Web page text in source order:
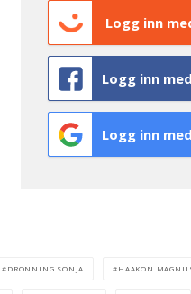
Logg inn
Logg inn
Logg inn
DRONNING SONJA HAAKON